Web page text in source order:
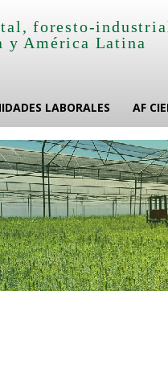
foresto-
y América Latina
LABORALES AF